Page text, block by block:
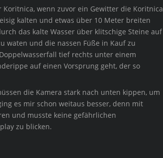
wenn zuvor ein Gewitter die Koritnica
kalten und etwas über 10 Meter breiten
das kalte Wasser über klitschige Steine auf
waten und die nassen Füße in Kauf zu
tief rechts unter einem
auf einen Vorsprung geht, der so
die Kamera stark nach unten kippen, um
es mir schon weitaus besser, denn mit
und musste keine gefährlichen
zu blicken.